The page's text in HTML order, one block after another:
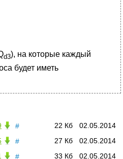
d3), на которые каждый
будет иметь
# 02.05.2014
22 Кб
#
02.05.2014
27 Кб
#
02.05.2014
33 Кб